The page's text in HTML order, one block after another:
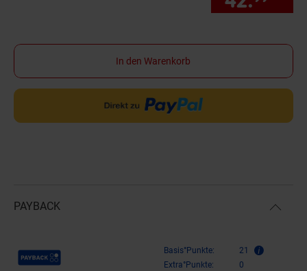
In den Warenkorb
PAYBACK
Payback Punkte Basis°Punkte:
21
Extra°Punkte:
0